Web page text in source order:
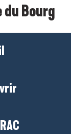
Bourg